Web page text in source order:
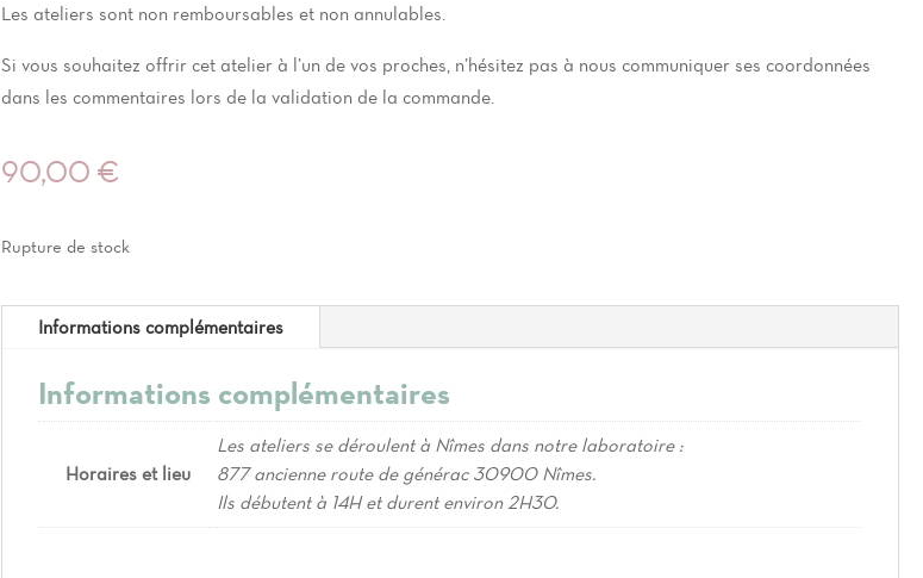
Les ateliers sont non remboursables et non annulables.
Si vous souhaitez offrir cet atelier à l’un de vos proches, n’hésitez pas à nous communiquer ses coordonnées
dans les commentaires lors de la validation de la commande.
90,00 €
Rupture de stock
Informations complémentaires
Informations complémentaires
Horaires et lieu
Les ateliers se déroulent à Nîmes dans notre laboratoire :
877 ancienne route de générac 30900 Nîmes.
Ils débutent à 14H et durent environ 2H30.